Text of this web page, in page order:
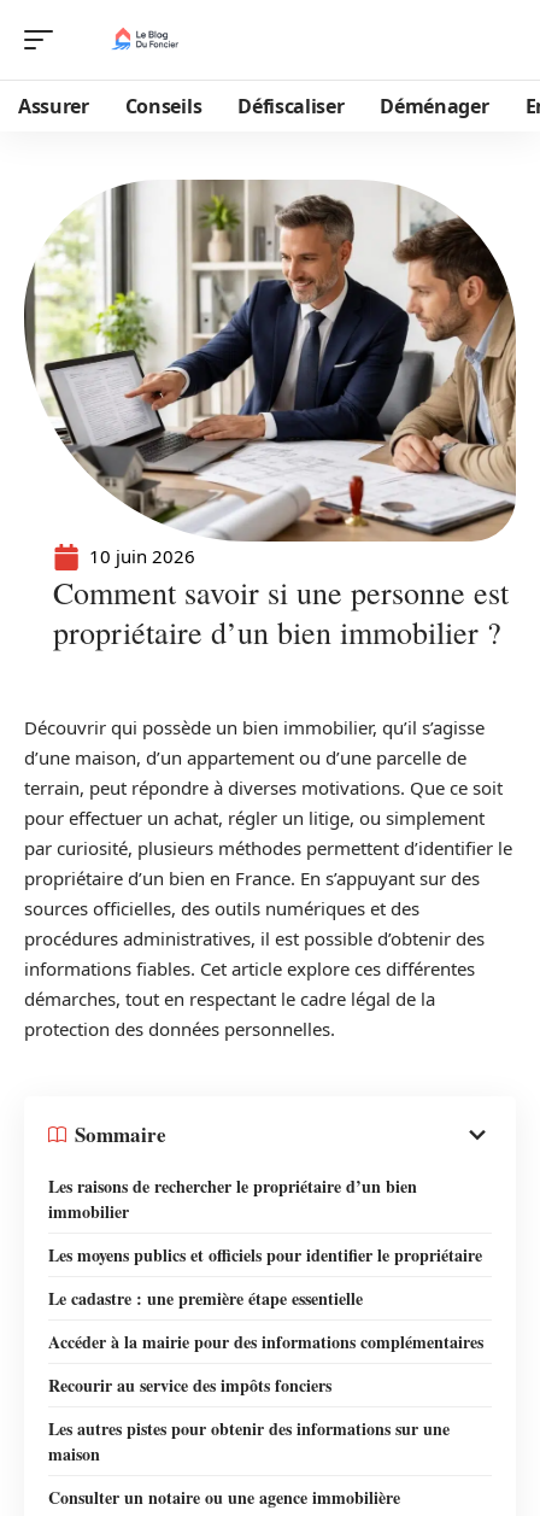
Assurer Conseils Défiscaliser Déménager
10 juin 2026
Comment savoir si une personne est
propriétaire d’un bien immobilier ?
Découvrir qui possède un bien immobilier, qu’il s’agisse
d’une maison, d’un appartement ou d’une parcelle de
terrain, peut répondre à diverses motivations. Que ce soit
pour effectuer un achat, régler un litige, ou simplement
par curiosité, plusieurs méthodes permettent d’identifier le
propriétaire d’un bien en France. En s’appuyant sur des
sources officielles, des outils numériques et des
procédures administratives, il est possible d’obtenir des
informations fiables. Cet article explore ces différentes
démarches, tout en respectant le cadre légal de la
protection des données personnelles.
Sommaire
Les raisons de rechercher le propriétaire d’un bien
immobilier
Les moyens publics et officiels pour identifier le propriétaire
Le cadastre : une première étape essentielle
Accéder à la mairie pour des informations complémentaires
Recourir au service des impôts fonciers
Les autres pistes pour obtenir des informations sur une
maison
Consulter un notaire ou une agence immobilière